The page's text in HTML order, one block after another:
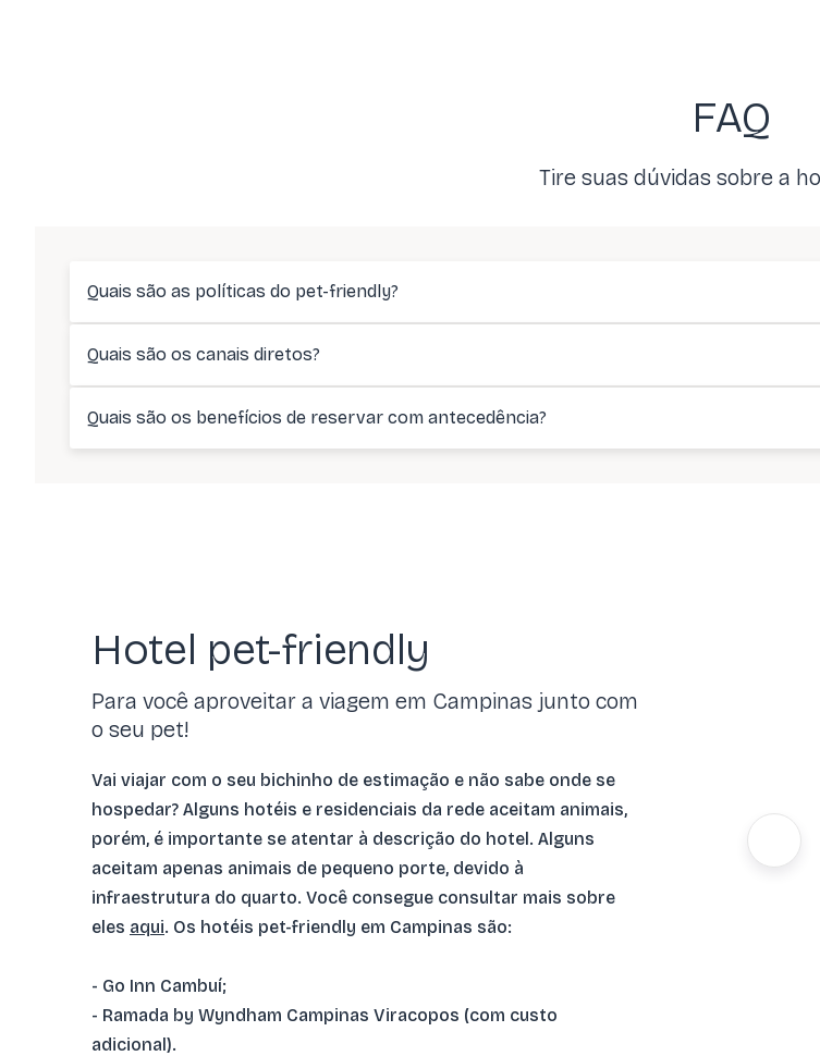
FAQ
Tire suas dúvidas sobre a
Quais são as políticas do pet-friendly?
Quais são os canais diretos?
Quais são os benefícios de reservar com antecedência?
Hotel pet-friendly
Para você aproveitar a viagem em Campinas junto com
o seu pet!
Vai viajar com o seu bichinho de estimação e não sabe onde se
hospedar? Alguns hotéis e residenciais da rede aceitam animais,
porém, é importante se atentar à descrição do hotel. Alguns
aceitam apenas animais de pequeno porte, devido à
infraestrutura do quarto. Você consegue consultar mais sobre
eles aqui. Os hotéis pet-friendly em Campinas são:
- Go Inn Cambuí;
- Ramada by Wyndham Campinas Viracopos (com custo
adicional).